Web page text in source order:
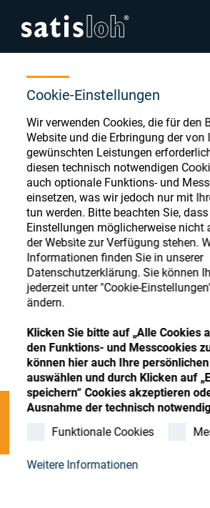
Cookie-Einstellungen
Wir verwenden Cookies, die für den
Website und die Erbringung der von
gewünschten Leistungen
diesen technisch notwendigen
auch optionale Funktions- und
einsetzen, was wir jedoch nur mit
tun werden. Bitte beachten Sie,
Einstellungen möglicherweise nicht
der Website zur Verfügung stehen.
Informationen finden Sie in unserer
Datenschutzerklärung. Sie können
jederzeit unter "Cookie-
ändern.
Klicken Sie bitte auf „Alle Cookies
den Funktions- und Messcookies
können hier auch Ihre
auswählen und durch Klicken auf
speichern“ Cookies akzeptieren
Ausnahme der technisch
Funktionale Cookies
Weitere Informationen
Deutsch
Brillenoptik
Feinoptik
Über uns
Karriere
Ressourcen
Kontakt
Store
Seitennavigation
English
Español
汉语
Français
Ophthalmic
Store
Register or Sign-in to access
and explore our wide range
consumables
Register